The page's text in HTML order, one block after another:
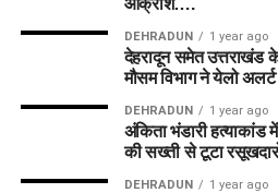
आक्रोश….
DEHRADUN 1 year ago
देहरादून समेत उत्तराखंड
मौसम विभाग ने येलो
DEHRADUN 1 year ago
अंकिता भंडारी हत्याकांड
की सख्ती से टूटा
DEHRADUN 1 year ago